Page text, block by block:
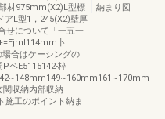
材975mm(X2)L型標
アL型1，245(X2)壁厚
せについて「一五一
卜
合はケーシングの
ベE5115142-枠
関収納内部収納
施工のポイント納ま
納まり図